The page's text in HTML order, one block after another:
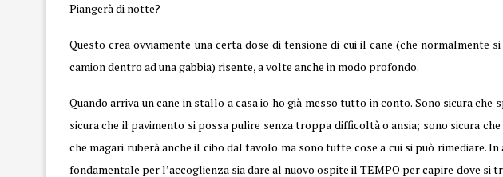
Piangerà di notte?
Questo crea ovviamente una certa dose di tensione di cui il cane (che normalmente
camion dentro ad una gabbia) risente, a volte anche in modo profondo.
Quando arriva un cane in stallo a casa io ho già messo tutto in conto. Sono sicura
sicura che il pavimento si possa pulire senza troppa difficoltà o ansia; sono sicura
che magari ruberà anche il cibo dal tavolo ma sono tutte cose a cui si può rimediare.
fondamentale per l’accoglienza sia dare al nuovo ospite il TEMPO per capire dove si